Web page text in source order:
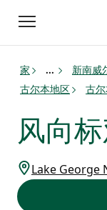
Toggle
navigation
家 ... 新南威
古尔本地区
古
风向
Lake George